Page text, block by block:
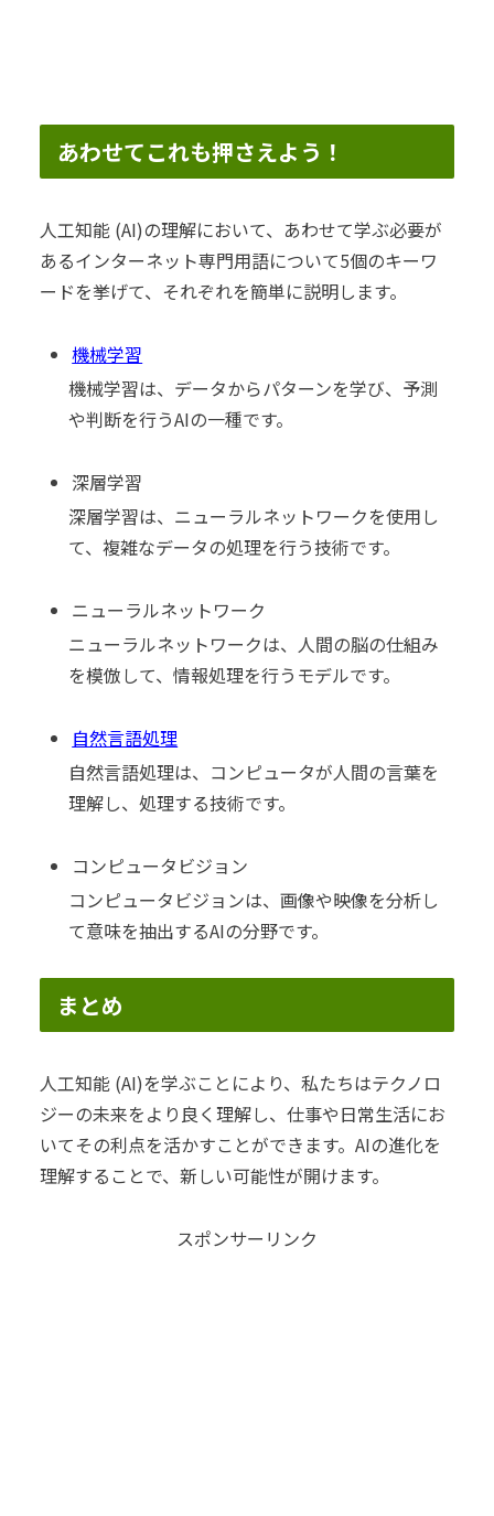
あわせてこれも押さえよう！
人工知能 (AI)の理解において、あわせて学ぶ必要が
あるインターネット専門用語について5個のキーワ
ードを挙げて、それぞれを簡単に説明します。
機械学習
機械学習は、データからパターンを学び、予測
や判断を行うAIの一種です。
深層学習
深層学習は、ニューラルネットワークを使用し
て、複雑なデータの処理を行う技術です。
ニューラルネットワーク
ニューラルネットワークは、人間の脳の仕組み
を模倣して、情報処理を行うモデルです。
自然言語処理
自然言語処理は、コンピュータが人間の言葉を
理解し、処理する技術です。
コンピュータビジョン
コンピュータビジョンは、画像や映像を分析し
て意味を抽出するAIの分野です。
まとめ
人工知能 (AI)を学ぶことにより、私たちはテクノロ
ジーの未来をより良く理解し、仕事や日常生活にお
いてその利点を活かすことができます。AIの進化を
理解することで、新しい可能性が開けます。
スポンサーリンク